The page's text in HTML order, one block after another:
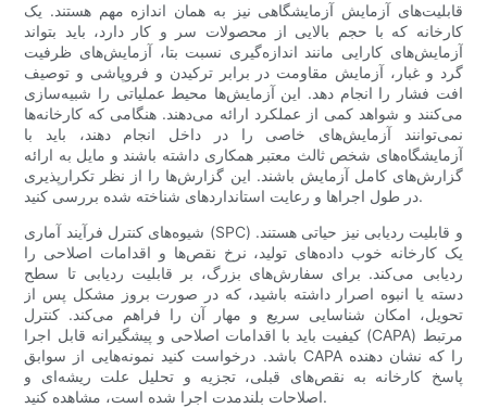
قابلیت‌های آزمایش آزمایشگاهی نیز به همان اندازه مهم هستند. یک
کارخانه که با حجم بالایی از محصولات سر و کار دارد، باید بتواند
آزمایش‌های کارایی مانند اندازه‌گیری نسبت بتا، آزمایش‌های ظرفیت
گرد و غبار، آزمایش مقاومت در برابر ترکیدن و فروپاشی و توصیف
افت فشار را انجام دهد. این آزمایش‌ها محیط عملیاتی را شبیه‌سازی
می‌کنند و شواهد کمی از عملکرد ارائه می‌دهند. هنگامی که کارخانه‌ها
نمی‌توانند آزمایش‌های خاصی را در داخل انجام دهند، باید با
آزمایشگاه‌های شخص ثالث معتبر همکاری داشته باشند و مایل به ارائه
گزارش‌های کامل آزمایش باشند. این گزارش‌ها را از نظر تکرارپذیری
در طول اجراها و رعایت استانداردهای شناخته شده بررسی کنید.
شیوه‌های کنترل فرآیند آماری (SPC) و قابلیت ردیابی نیز حیاتی هستند.
یک کارخانه خوب داده‌های تولید، نرخ نقص‌ها و اقدامات اصلاحی را
ردیابی می‌کند. برای سفارش‌های بزرگ، بر قابلیت ردیابی تا سطح
دسته یا انبوه اصرار داشته باشید، که در صورت بروز مشکل پس از
تحویل، امکان شناسایی سریع و مهار آن را فراهم می‌کند. کنترل
کیفیت باید با اقدامات اصلاحی و پیشگیرانه قابل اجرا (CAPA) مرتبط
باشد. درخواست کنید نمونه‌هایی از سوابق CAPA را که نشان دهنده
پاسخ کارخانه به نقص‌های قبلی، تجزیه و تحلیل علت ریشه‌ای و
اصلاحات بلندمدت اجرا شده است، مشاهده کنید.